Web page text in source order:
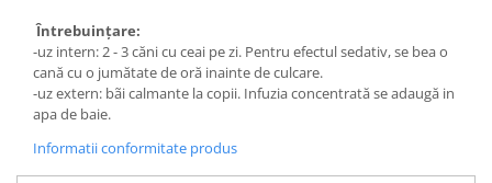
Întrebuinţare:
-uz intern: 2 - 3 căni cu ceai pe zi. Pentru efectul sedativ, se bea o
cană cu o jumătate de oră inainte de culcare.
-uz extern: bãi calmante la copii. Infuzia concentrată se adaugă in
apa de baie.
Informatii conformitate produs